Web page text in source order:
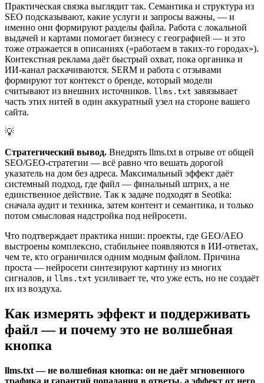
Практическая связка выглядит так. Семантика и структура из
SEO подсказывают, какие услуги и запросы важны, — и
именно они формируют разделы файла. Работа с локальной
выдачей и картами помогает бизнесу с географией — и это
тоже отражается в описаниях («работаем в таких-то городах»).
Контекстная реклама даёт быстрый охват, пока органика и
ИИ-канал раскачиваются. SERM и работа с отзывами
формируют тот контекст о бренде, который модели
считывают из внешних источников. llms.txt завязывает
часть этих нитей в один аккуратный узел на стороне вашего
сайта.
💡
Стратегический вывод. Внедрять llms.txt в отрыве от общей
SEO/GEO-стратегии — всё равно что вешать дорогой
указатель на дом без адреса. Максимальный эффект даёт
системный подход, где файл — финальный штрих, а не
единственное действие. Так к задаче подходят в Seotika:
сначала аудит и техника, затем контент и семантика, и только
потом смысловая надстройка под нейросети.
Что подтверждает практика ниши: проекты, где GEO/AEO
выстроены комплексно, стабильнее появляются в ИИ-ответах,
чем те, кто ограничился одним модным файлом. Причина
проста — нейросети синтезируют картину из многих
сигналов, и llms.txt усиливает те, что уже есть, но не создаёт
их из воздуха.
Как измерять эффект и поддерживать
файл — и почему это не волшебная
кнопка
llms.txt — не волшебная кнопка: он не даёт мгновенного
трафика и гарантий попадания в ответы, а эффект от него